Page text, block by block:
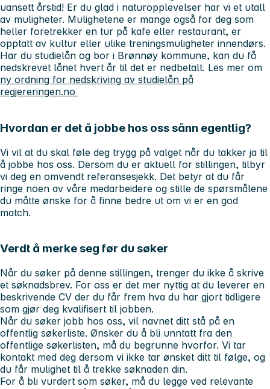
uansett årstid! Er du glad i naturopplevelser har vi et utall
av muligheter. Mulighetene er mange også for deg som
heller foretrekker en tur på kafe eller restaurant, er
opptatt av kultur eller ulike treningsmuligheter innendørs.
Har du studielån og bor i Brønnøy kommune, kan du få
nedskrevet lånet hvert år til det er nedbetalt. Les mer om
ny ordning for nedskriving av studielån på
regjereringen.no
Hvordan er det å jobbe hos oss sånn egentlig?
Vi vil at du skal føle deg trygg på valget når du takker ja til
å jobbe hos oss. Dersom du er aktuell for stillingen, tilbyr
vi deg en omvendt referansesjekk. Det betyr at du får
ringe noen av våre medarbeidere og stille de spørsmålene
du måtte ønske for å finne bedre ut om vi er en god
match.
Verdt å merke seg før du søker
Når du søker på denne stillingen, trenger du ikke å skrive
et søknadsbrev. For oss er det mer nyttig at du leverer en
beskrivende CV der du får frem hva du har gjort tidligere
som gjør deg kvalifisert til jobben.
Når du søker jobb hos oss, vil navnet ditt stå på en
offentlig søkerliste. Ønsker du å bli unntatt fra den
offentlige søkerlisten, må du begrunne hvorfor. Vi tar
kontakt med deg dersom vi ikke tar ønsket ditt til følge, og
du får mulighet til å trekke søknaden din.
For å bli vurdert som søker, må du legge ved relevante